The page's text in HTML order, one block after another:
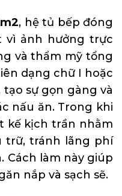
, hệ tủ bếp đóng
vì ảnh hưởng trực
và thẩm mỹ tổng
dạng chữ I hoặc
sự gọn gàng và
nấu ăn. Trong khi
kế kịch trần nhằm
trữ, tránh lãng phí
Cách làm này giúp
nắp và sạch sẽ.